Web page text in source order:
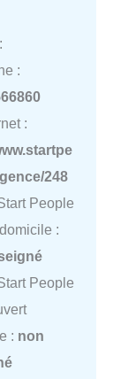
:
:
248
People
:
People
: non